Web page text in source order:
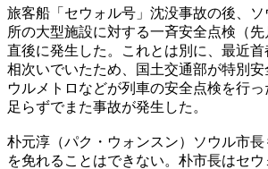
旅客船「セウォル号」沈没事故の後、
所の大型施設に対する一斉安全点検（
直後に発生した。これとは別に、最近
相次いでいたため、国土交通部が特別
ウルメトロなどが列車の安全点検を行っ
足らずでまた事故が発生した。
朴元淳（パク・ウォンスン）ソウル市
を免れることはできない。朴市長はセウ